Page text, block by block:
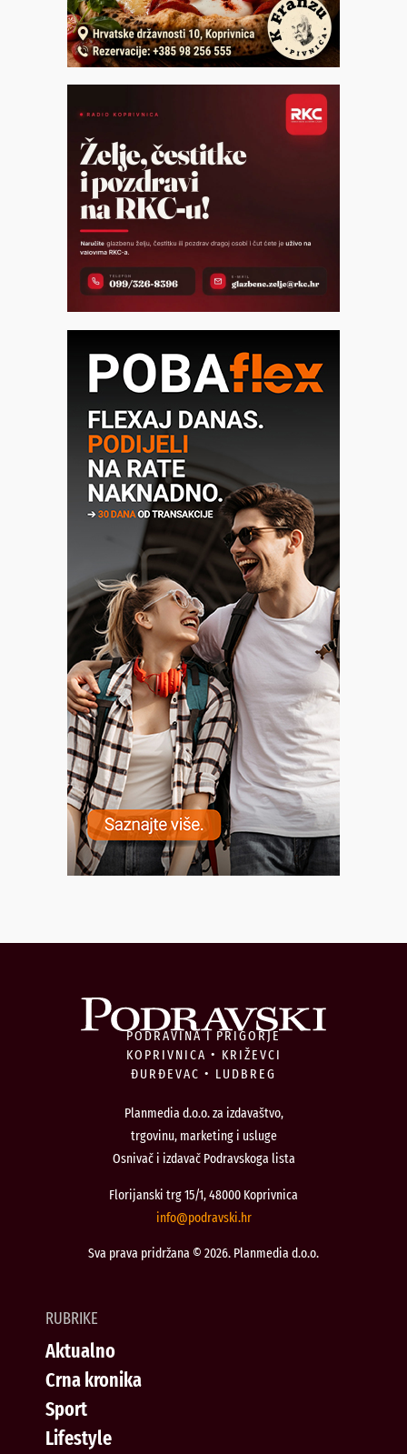
PODRAVINA I PRIGORJE
KOPRIVNICA • KRIŽEVCI
ĐURĐEVAC • LUDBREG
Planmedia d.o.o. za izdavaštvo,
trgovinu, marketing i usluge
Osnivač i izdavač Podravskoga lista
Florijanski trg 15/1, 48000 Koprivnica
rh.iksvardop
@ofni
Sva prava pridržana © 2026. Planmedia d.o.o.
RUBRIKE
Aktualno
Crna kronika
Sport
Lifestyle